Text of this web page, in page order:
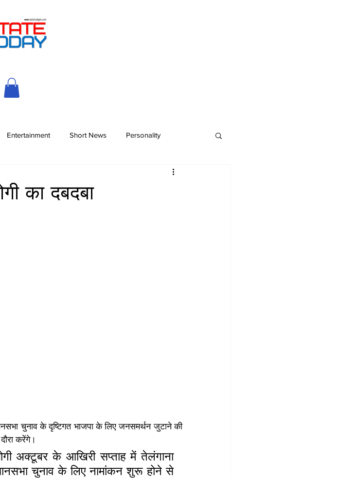
Entertainment Short News Personality
का दबदबा
चुनाव के दृष्टिगत भाजपा के लिए जनसमर्थन जुटाने की
करेंगे।
अक्टूबर के आखिरी सप्ताह में तेलंगाना
चुनाव के लिए नामांकन शुरू होने से